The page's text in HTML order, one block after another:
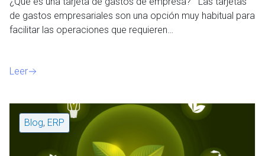
n
t
de gastos empresariales son una opción muy habitual para
facilitar las operaciones que requieren…
Leer
Blog, ERP